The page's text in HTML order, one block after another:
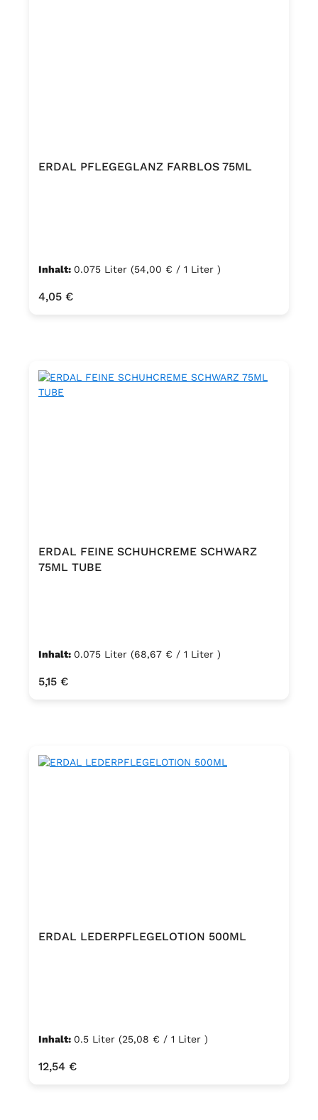
ERDAL PFLEGEGLANZ FARBLOS 75ML
Inhalt: 0.075 Liter (54,00 € / 1 Liter )
Regulärer Preis:
4,05 €
ERDAL FEINE SCHUHCREME SCHWARZ
75ML TUBE
Inhalt: 0.075 Liter (68,67 € / 1 Liter )
Regulärer Preis:
5,15 €
ERDAL LEDERPFLEGELOTION 500ML
Inhalt: 0.5 Liter (25,08 € / 1 Liter )
Regulärer Preis:
12,54 €